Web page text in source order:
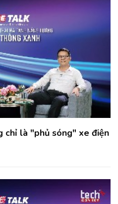
chỉ là "phủ sóng" xe điện